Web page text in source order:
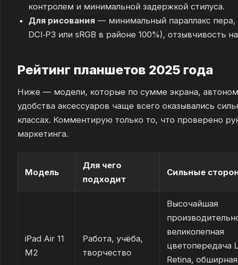
контролем и минимальной задержкой стилуса.
Для рисования — минимальный параллакс пера,
DCI‑P3 или sRGB в районе 100%), отзывчивость
Рейтинг планшетов 2025 года
Ниже — модели, которые по сумме экрана,
удобства аксессуаров чаще всего оказывались
классах. Комментирую только то, что проверено
маркетинга.
Модель
Для чего
подходит
Сильные
iPad Air 11
M2
Работа, учёба,
творчество
Высочайшая
великолепная
цветопередача
Retina, обширная